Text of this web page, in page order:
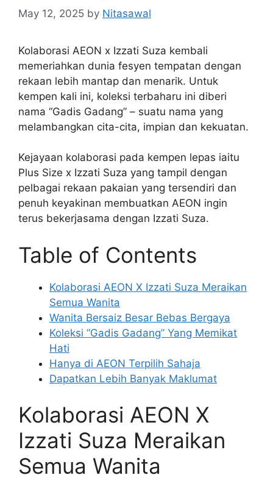
May 12, 2025 by Nitasawal
Kolaborasi AEON x Izzati Suza kembali
memeriahkan dunia fesyen tempatan dengan
rekaan lebih mantap dan menarik. Untuk
kempen kali ini, koleksi terbaharu ini diberi
nama “Gadis Gadang” – suatu nama yang
melambangkan cita-cita, impian dan kekuatan.
Kejayaan kolaborasi pada kempen lepas iaitu
Plus Size x Izzati Suza yang tampil dengan
pelbagai rekaan pakaian yang tersendiri dan
penuh keyakinan membuatkan AEON ingin
terus bekerjasama dengan Izzati Suza.
Table of Contents
Kolaborasi AEON X Izzati Suza Meraikan
Semua Wanita
Wanita Bersaiz Besar Bebas Bergaya
Koleksi “Gadis Gadang” Yang Memikat
Hati
Hanya di AEON Terpilih Sahaja
Dapatkan Lebih Banyak Maklumat
Kolaborasi AEON X
Izzati Suza Meraikan
Semua Wanita